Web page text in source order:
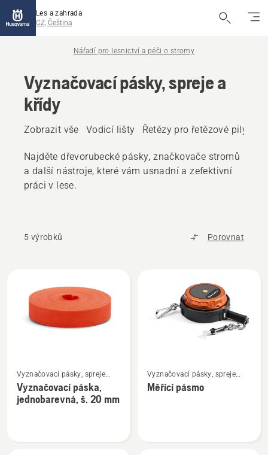
Les a zahrada
CZ, Čeština
Nářadí pro lesnictví a péči o stromy
Vyznačovací pásky, spreje a
křídy
Zobrazit vše Vodicí lišty Řetězy pro řetězové pily
Najděte dřevorubecké pásky, značkovače stromů
a další nástroje, které vám usnadní a zefektivní
práci v lese.
5 výrobků Porovnat
výrobky
více
informací
Vyznačovací pásky, spreje
a křídy
Vyznačovací páska,
jednobarevná, š. 20 mm
více
informací
Vyznačovací pásky, spreje
a křídy
Měřící pásmo